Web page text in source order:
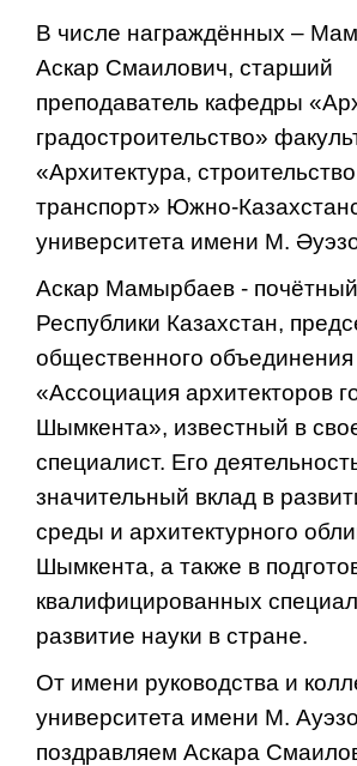
В числе награждённых –
Аскар Смаилович, старший
преподаватель кафедры
градостроительство»
«Архитектура,
транспорт» Южно-
университета имени М.
Аскар Мамырбаев - почётный
Республики Казахстан,
общественного объединения
«Ассоциация архитекторов
Шымкента», известный в
специалист. Его
значительный вклад в
среды и архитектурного
Шымкента, а также в
квалифицированных
развитие науки в стране.
От имени руководства и
университета имени М.
поздравляем Аскара